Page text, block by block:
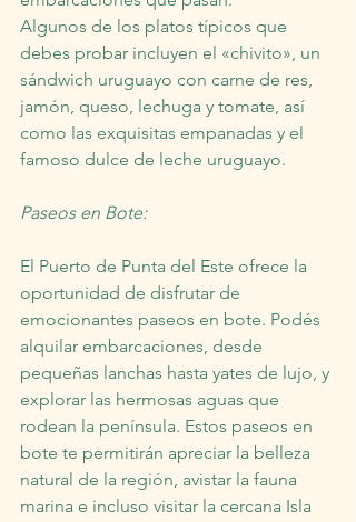
Algunos de los platos típicos que
debes probar incluyen el «chivito», un
sándwich uruguayo con carne de res,
jamón, queso, lechuga y tomate, así
como las exquisitas empanadas y el
famoso dulce de leche uruguayo.
Paseos en Bote:
El Puerto de Punta del Este ofrece la
oportunidad de disfrutar de
emocionantes paseos en bote. Podés
alquilar embarcaciones, desde
pequeñas lanchas hasta yates de lujo, y
explorar las hermosas aguas que
rodean la península. Estos paseos en
bote te permitirán apreciar la belleza
natural de la región, avistar la fauna
marina e incluso visitar la cercana Isla